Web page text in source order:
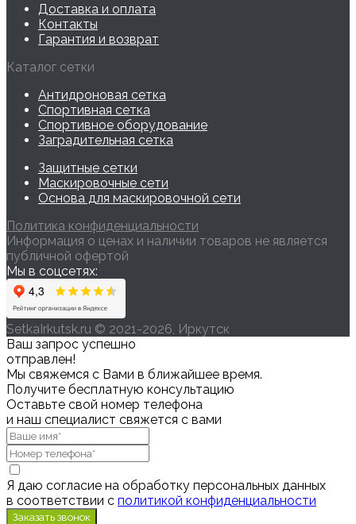
Доставка и оплата
Контакты
Гарантия и возврат
Каталог сетки
Антидроновая сетка
Спортивная сетка
Спортивное оборудование
Заградительная сетка
Защитные сетки
Маскировочные сети
Основа для маскировочной сети
Политика конфиденциальности
Информация о ценах и наличии товаров не является
публичной офертой
Мы в соцсетях:
SetkaIrkutsk.ru © 2021-2026, Иркутск
Ваш запрос успешно
отправлен!
Мы свяжемся с Вами в ближайшее время.
Получите бесплатную консультацию
Оставьте свой номер телефона
и наш специалист свяжется с вами
Я даю согласие на обработку персональных данных
в соответствии с политикой конфиденциальности